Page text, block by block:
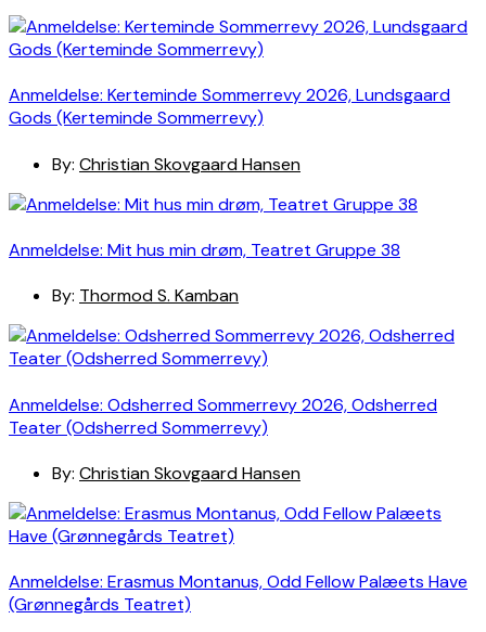
Anmeldelse: Kerteminde Sommerrevy 2026, Lundsgaard
Gods (Kerteminde Sommerrevy)
By: Christian Skovgaard Hansen
Anmeldelse: Mit hus min drøm, Teatret Gruppe 38
By: Thormod S. Kamban
Anmeldelse: Odsherred Sommerrevy 2026, Odsherred
Teater (Odsherred Sommerrevy)
By: Christian Skovgaard Hansen
Anmeldelse: Erasmus Montanus, Odd Fellow Palæets Have
(Grønnegårds Teatret)